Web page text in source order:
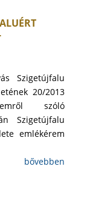
Szigetújfalu
20/2013
szóló
Szigetújfalu
emlékérem
bővebben